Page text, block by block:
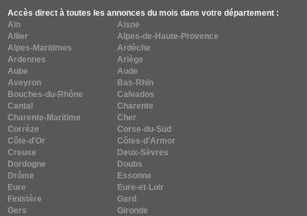
Accès direct à toutes les annonces du mois dans votre département :
Ain
Aisne
Allier
Alpes-de-Haute-Provence
Alpes-Maritimes
Ardèche
Ardennes
Ariège
Aube
Aude
Aveyron
Bas-Rhin
Bouches-du-Rhône
Calvados
Cantal
Charente
Charente-Maritime
Cher
Corrèze
Corse-du-Sud
Côte-d'Or
Côtes-d'Armor
Creuse
Deux-Sèvres
Dordogne
Doubs
Drôme
Essonne
Eure
Eure-et-Loir
Finistère
Gard
Gers
Gironde